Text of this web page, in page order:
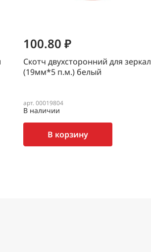
100.80 ₽
Скотч двухсторонний для зеркал
(19мм*5 п.м.) белый
арт. 00019804
В наличии
В корзину